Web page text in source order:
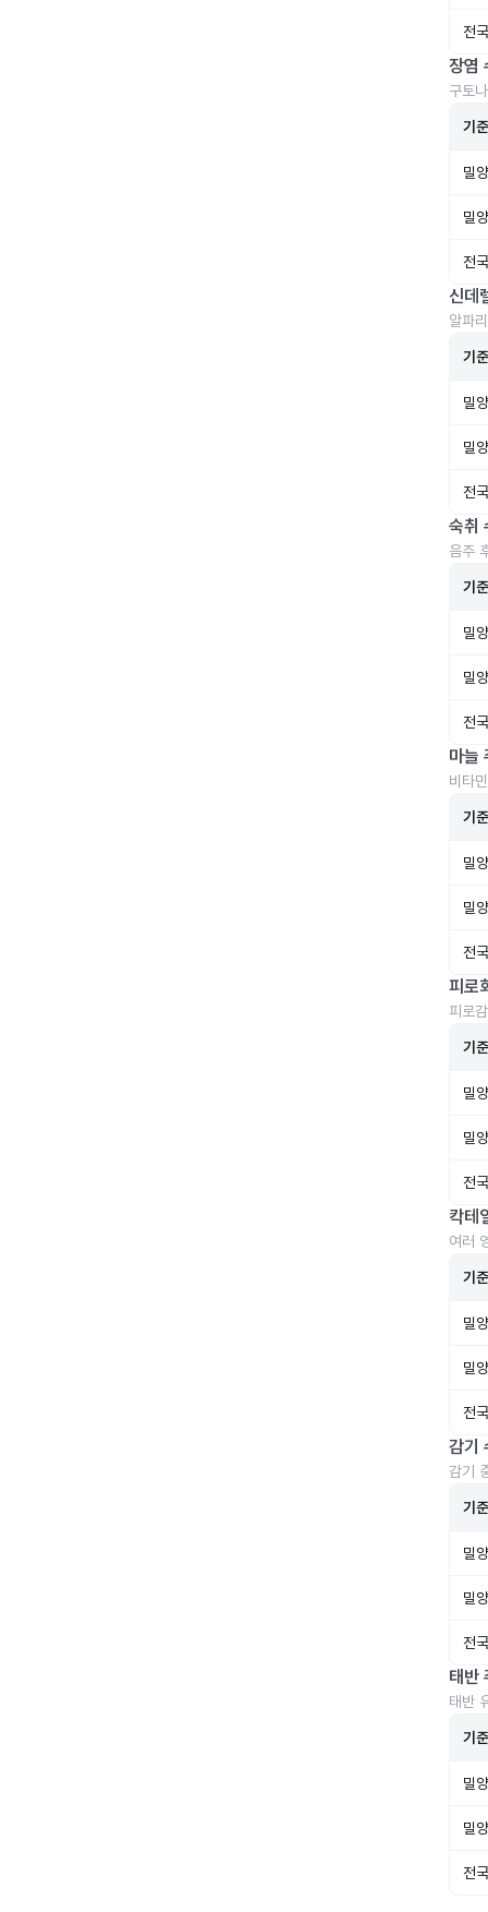
전
장염
구토
기준
밀
밀
전
신데
알파
기준
밀
밀
전
숙취
음주
기준
밀
밀
전
마늘
비타
기준
밀
밀
전
피로
피로
기준
밀
밀
전
칵테
여러
기준
밀
밀
전
감기
감기
기준
밀
밀
전
태반
태반
기준
밀
밀
전